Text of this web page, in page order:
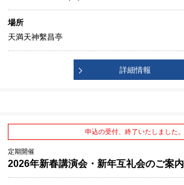
場所
天満天神繫昌亭
詳細情報
申込の受付、終了いたしました。
定期開催
2026年新春講演会・新年互礼会のご案内